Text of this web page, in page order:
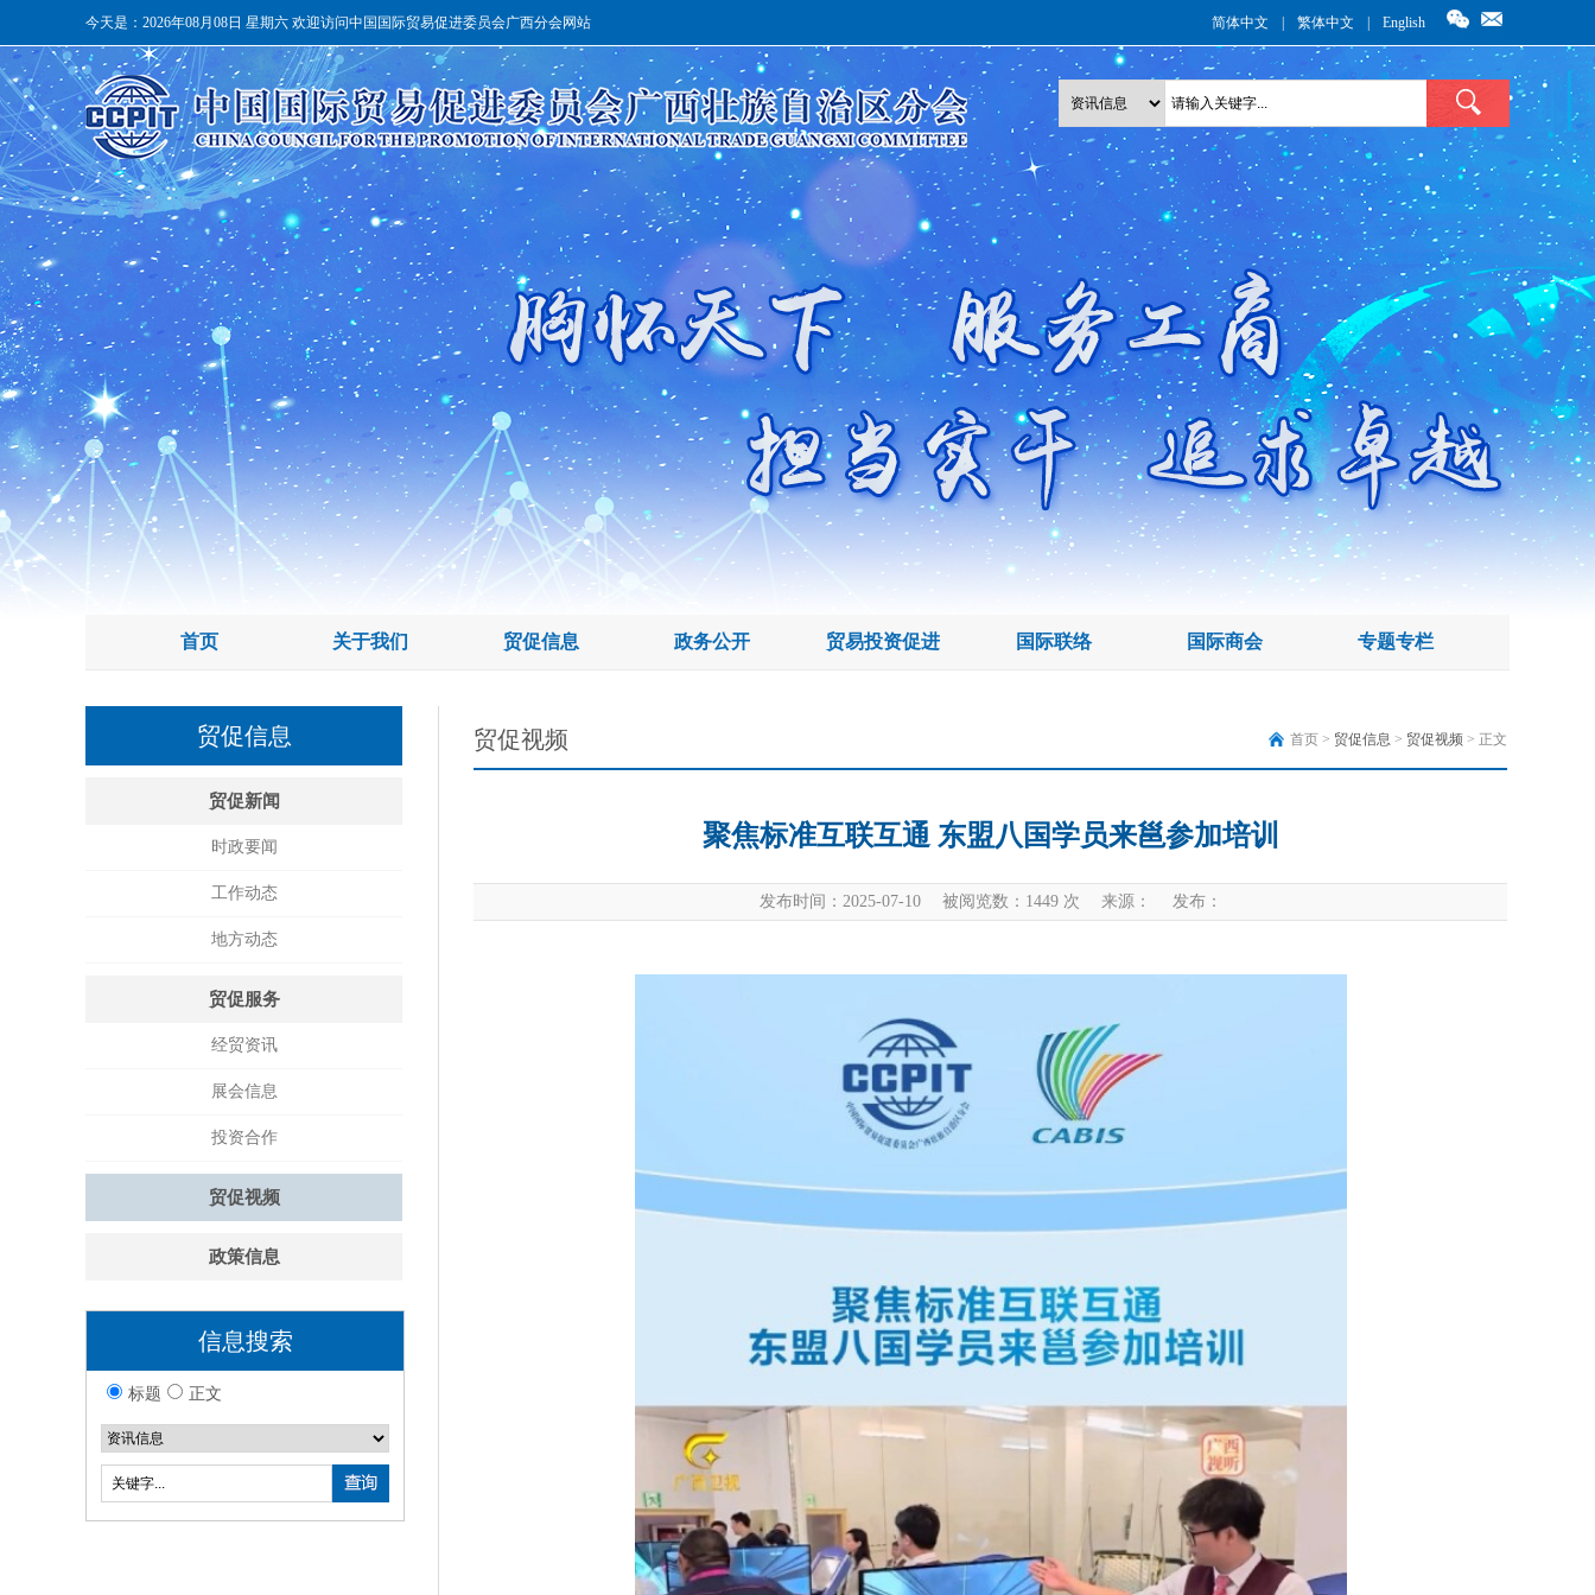
简体中文 繁体中文 English
今天是： 2026年08月08日 星期六 欢迎访问中国国际贸易促进委员会广西分会网站
首页 关于我们 贸促信息 政务公开 贸易投资促进 国际联络 国际商会 专题专栏
贸促信息
贸促新闻
时政要闻
工作动态
地方动态
贸促服务
经贸资讯
展会信息
投资合作
贸促视频
政策信息
信息搜索
标题 正文
首页 > 贸促信息 > 贸促视频 > 正文
贸促视频
聚焦标准互联互通 东盟八国学员来邕参加培训
发布时间：2025-07-10 被阅览数： 1449次 来源： 发布：